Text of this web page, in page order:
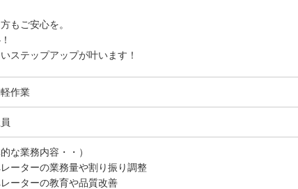
もご安心を。
ステップアップが叶います！
作業
的な業務内容・・）
レーターの業務量や割り振り調整
レーターの教育や品質改善